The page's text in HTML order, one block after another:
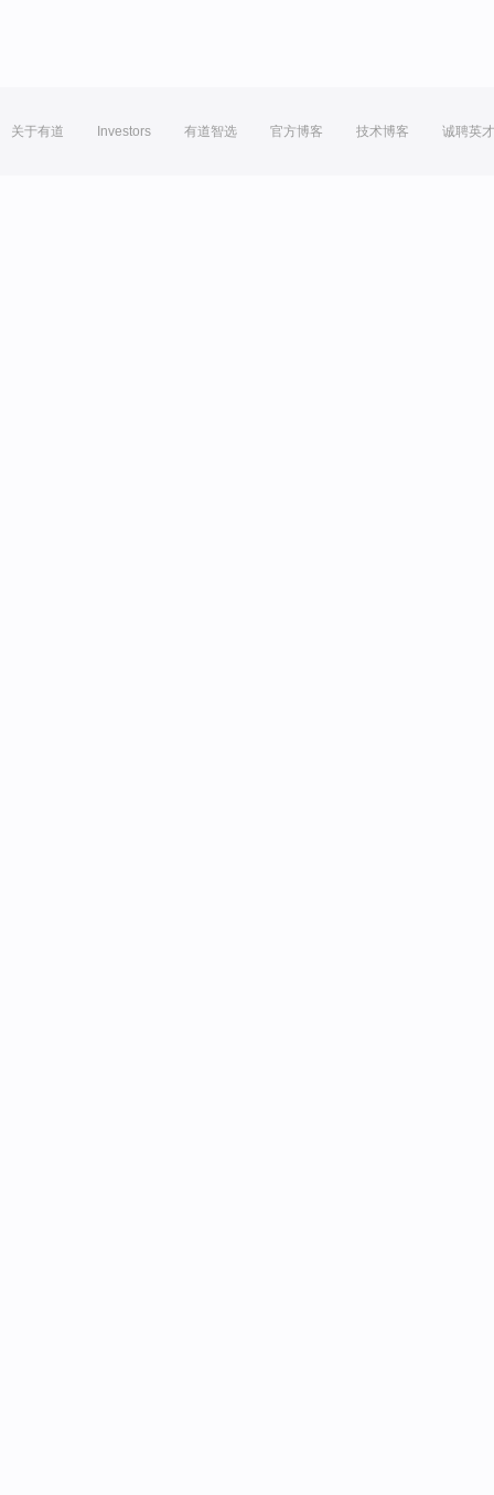
关于有道 Investors 有道智选 官方博客 技术博客 诚聘英才